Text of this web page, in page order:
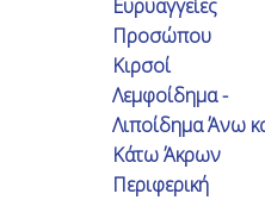
Ευρυαγγείες
Προσώπου
Κιρσοί
Λεμφοίδημα -
Λιποίδημα Άνω
Κάτω Άκρων
Περιφερική
περπατώ πιο άνετα!